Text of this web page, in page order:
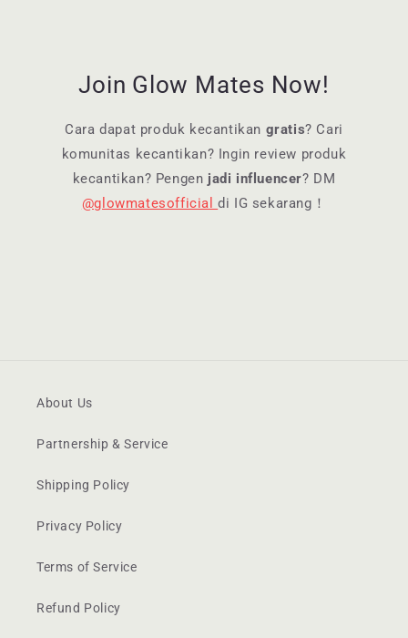
Join Glow Mates Now!
Cara dapat produk kecantikan gratis? Cari
komunitas kecantikan? Ingin review produk
kecantikan? Pengen jadi influencer? DM
@glowmatesofficialdi IG sekarang！
About Us
Partnership & Service
Shipping Policy
Privacy Policy
Terms of Service
Refund Policy